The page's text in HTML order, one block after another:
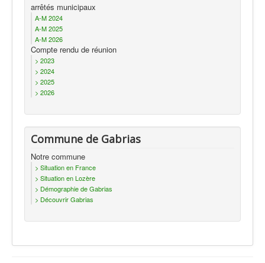
arrêtés municipaux
A-M 2024
A-M 2025
A-M 2026
Compte rendu de réunion
> 2023
> 2024
> 2025
> 2026
Commune de Gabrias
Notre commune
> Situation en France
> Situation en Lozère
> Démographie de Gabrias
> Découvrir Gabrias